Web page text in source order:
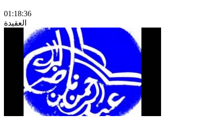
01:18:36
العقيدة